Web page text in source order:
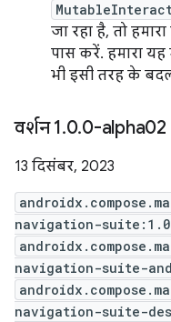
जा रहा है, तो
पास करें. हमारा
भी इसी तरह के
वर्शन 1.0.0-alpha02
13 दिसंबर, 2023
navigation-
navigation-suite-
navigation-suite-